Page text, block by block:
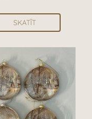
SKATĪT